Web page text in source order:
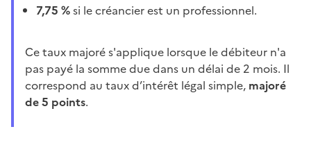
7,75 %si le créancier est un professionnel.
Ce taux majoré s'applique lorsque le débiteur n'a
pas payé la somme due dans un délai de 2 mois. Il
correspond au taux d’intérêt légal simple, majoré
de 5 points.